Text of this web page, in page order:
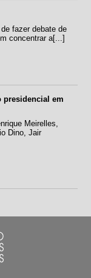
fazer debate de
concentrar a[...]
presidencial em
Meirelles,
Dino, Jair